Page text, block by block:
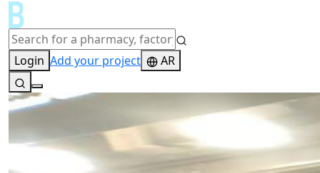
Login Add your project AR